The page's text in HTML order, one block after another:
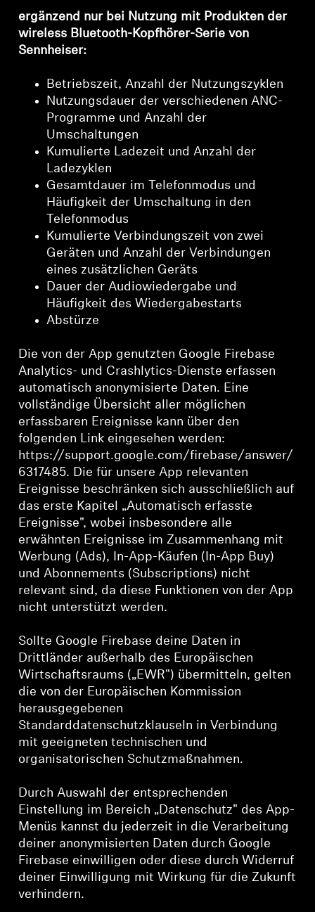
ergänzend nur bei Nutzung mit Produkten der
wireless Bluetooth-Kopfhörer-Serie von
Sennheiser:
Betriebszeit, Anzahl der Nutzungszyklen
Nutzungsdauer der verschiedenen ANC-
Programme und Anzahl der
Umschaltungen
Kumulierte Ladezeit und Anzahl der
Ladezyklen
Gesamtdauer im Telefonmodus und
Häufigkeit der Umschaltung in den
Telefonmodus
Kumulierte Verbindungszeit von zwei
Geräten und Anzahl der Verbindungen
eines zusätzlichen Geräts
Dauer der Audiowiedergabe und
Häufigkeit des Wiedergabestarts
Abstürze
Die von der App genutzten Google Firebase
Analytics- und Crashlytics-Dienste erfassen
automatisch anonymisierte Daten. Eine
vollständige Übersicht aller möglichen
erfassbaren Ereignisse kann über den
folgenden Link eingesehen werden:
https://support.google.com/firebase/answer/
6317485. Die für unsere App relevanten
Ereignisse beschränken sich ausschließlich auf
das erste Kapitel „Automatisch erfasste
Ereignisse", wobei insbesondere alle
erwähnten Ereignisse im Zusammenhang mit
Werbung (Ads), In-App-Käufen (In-App Buy)
und Abonnements (Subscriptions) nicht
relevant sind, da diese Funktionen von der App
nicht unterstützt werden.
Sollte Google Firebase deine Daten in
Drittländer außerhalb des Europäischen
Wirtschaftsraums („EWR") übermitteln, gelten
die von der Europäischen Kommission
herausgegebenen
Standarddatenschutzklauseln in Verbindung
mit geeigneten technischen und
organisatorischen Schutzmaßnahmen.
Durch Auswahl der entsprechenden
Einstellung im Bereich „Datenschutz" des App-
Menüs kannst du jederzeit in die Verarbeitung
deiner anonymisierten Daten durch Google
Firebase einwilligen oder diese durch Widerruf
deiner Einwilligung mit Wirkung für die Zukunft
verhindern.
Anmeldung erforderlich
Produkte zu Ihrer Wunschliste hinzuzufügen und
Ihre zuvor gespeicherten Artikel anzuzeigen.